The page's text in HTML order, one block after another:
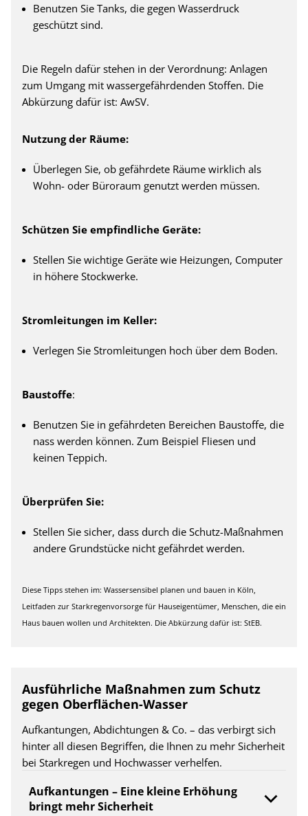
Benutzen Sie Tanks, die gegen Wasserdruck
geschützt sind.
Die Regeln dafür stehen in der Verordnung: Anlagen
zum Umgang mit wassergefährdenden Stoffen. Die
Abkürzung dafür ist: AwSV.
Nutzung der Räume:
Überlegen Sie, ob gefährdete Räume wirklich als
Wohn- oder Büroraum genutzt werden müssen.
Schützen Sie empfindliche Geräte:
Stellen Sie wichtige Geräte wie Heizungen, Computer
in höhere Stockwerke.
Stromleitungen im Keller:
Verlegen Sie Stromleitungen hoch über dem Boden.
Baustoffe:
Benutzen Sie in gefährdeten Bereichen Baustoffe, die
nass werden können. Zum Beispiel Fliesen und
keinen Teppich.
Überprüfen Sie:
Stellen Sie sicher, dass durch die Schutz-Maßnahmen
andere Grundstücke nicht gefährdet werden.
Diese Tipps stehen im: Wassersensibel planen und bauen in Köln,
Leitfaden zur Starkregenvorsorge für Hauseigentümer, Menschen, die ein
Haus bauen wollen und Architekten. Die Abkürzung dafür ist: StEB.
Ausführliche Maßnahmen zum Schutz
gegen Oberflächen-Wasser
Aufkantungen, Abdichtungen & Co. – das verbirgt sich
hinter all diesen Begriffen, die Ihnen zu mehr Sicherheit
bei Starkregen und Hochwasser verhelfen.
Aufkantungen – Eine kleine Erhöhung
bringt mehr Sicherheit